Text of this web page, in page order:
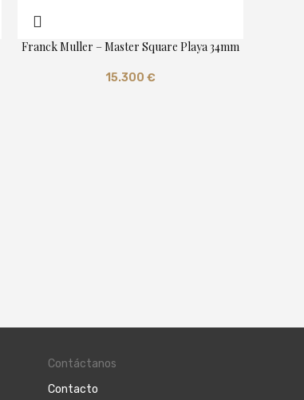
Franck Muller – Master Square Playa 34mm
15.300 €
Contáctanos
Contacto